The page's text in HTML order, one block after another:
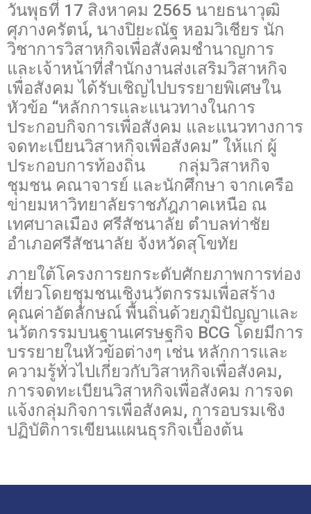
วันพุธที่ 17 สิงหาคม 2565 นายธนาวุฒิ
ศุภางครัตน์, นางปิยะณัฐ หอมวิเชียร นัก
วิชาการวิสาหกิจเพื่อสังคมชำนาญการ
และเจ้าหน้าที่สำนักงานส่งเสริมวิสาหกิจ
เพื่อสังคม ได้รับเชิญไปบรรยายพิเศษใน
หัวข้อ “หลักการและแนวทางในการ
ประกอบกิจการเพื่อสังคม และแนวทางการ
จดทะเบียนวิสาหกิจเพื่อสังคม” ให้แก่ ผู้
ประกอบการท้องถิ่น กลุ่มวิสาหกิจ
ชุมชน คณาจารย์ และนักศึกษา จากเครือ
ข่ายมหาวิทยาลัยราชภัฎภาคเหนือ ณ
เทศบาลเมือง ศรีสัชนาลัย ตำบลท่าชัย
อำเภอศรีสัชนาลัย จังหวัดสุโขทัย
ภายใต้โครงการยกระดับศักยภาพการท่อง
เที่ยวโดยชุุมชนเชิงนวัตกรรมเพื่อสร้าง
คุณค่าอัตลักษณ์ พื้นถิ่นด้วยภูมิปัญญาและ
นวัตกรรมบนฐานเศรษฐกิจ BCG โดยมีการ
บรรยายในหัวข้อต่างๆ เช่น หลักการและ
ความรู้ทั่วไปเกี่ยวกับวิสาหกิจเพื่อสังคม,
การจดทะเบียนวิสาหกิจเพื่อสังคม การจด
แจ้งกลุ่มกิจการเพื่อสังคม, การอบรมเชิง
ปฏิบัติการเขียนแผนธุรกิจเบื้องต้น